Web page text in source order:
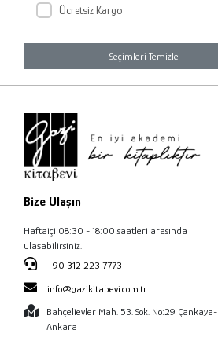
Ücretsiz Kargo
Seçimleri Temizle
Bize Ulaşın
Haftaiçi 08:30 - 18:00 saatleri arasında
ulaşabilirsiniz.
+90 312 223 7773
info@gazikitabevi.com.tr
Bahçelievler Mah. 53. Sok. No:29 Çankaya-
Ankara